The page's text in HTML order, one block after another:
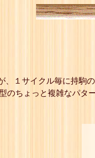
、１サイクル毎に持駒
のちょっと複雑なパター